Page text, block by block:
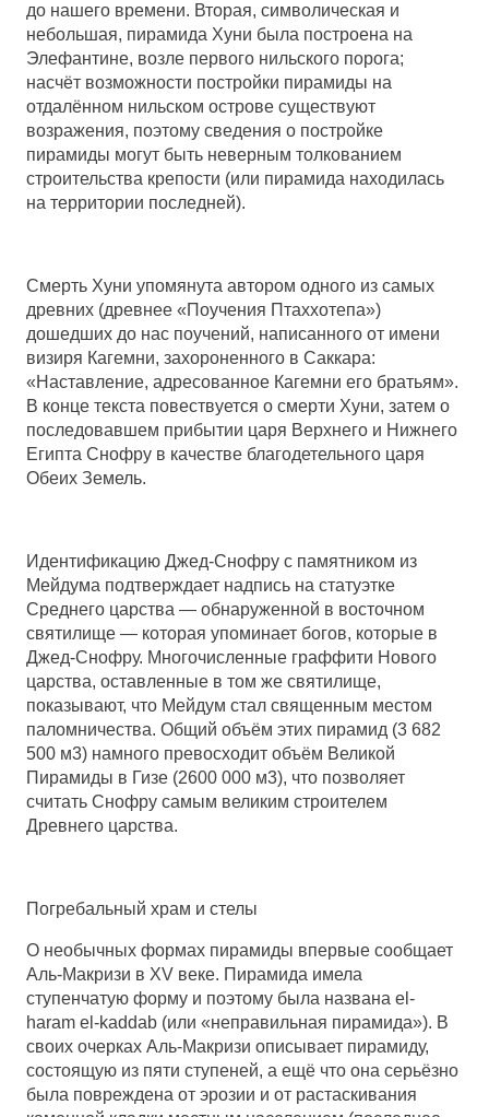
до нашего времени. Вторая, символическая и
небольшая, пирамида Хуни была построена на
Элефантине, возле первого нильского порога;
насчёт возможности постройки пирамиды на
отдалённом нильском острове существуют
возражения, поэтому сведения о постройке
пирамиды могут быть неверным толкованием
строительства крепости (или пирамида находилась
на территории последней).
Смерть Хуни упомянута автором одного из самых
древних (древнее «Поучения Птаххотепа»)
дошедших до нас поучений, написанного от имени
визиря Кагемни, захороненного в Саккара:
«Наставление, адресованное Кагемни его братьям».
В конце текста повествуется о смерти Хуни, затем о
последовавшем прибытии царя Верхнего и Нижнего
Египта Снофру в качестве благодетельного царя
Обеих Земель.
Идентификацию Джед-Снофру с памятником из
Мейдума подтверждает надпись на статуэтке
Среднего царства — обнаруженной в восточном
святилище — которая упоминает богов, которые в
Джед-Снофру. Многочисленные граффити Нового
царства, оставленные в том же святилище,
показывают, что Мейдум стал священным местом
паломничества. Общий объём этих пирамид (3 682
500 м3) намного превосходит объём Великой
Пирамиды в Гизе (2600 000 м3), что позволяет
считать Снофру самым великим строителем
Древнего царства.
Погребальный храм и стелы
О необычных формах пирамиды впервые сообщает
Аль-Макризи в XV веке. Пирамида имела
ступенчатую форму и поэтому была названа el-
haram el-kaddab (или «неправильная пирамида»). В
своих очерках Аль-Макризи описывает пирамиду,
состоящую из пяти ступеней, а ещё что она серьёзно
была повреждена от эрозии и от растаскивания